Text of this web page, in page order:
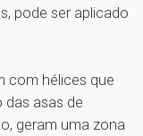
pode ser aplicado
com hélices que
das asas de
geram uma zona